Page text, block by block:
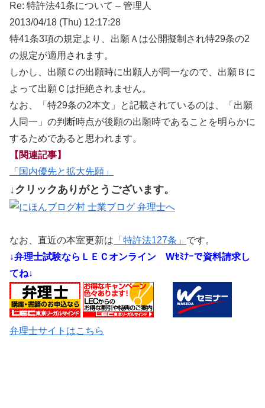
Re: 特許法41条について – 管理人
2013/04/18 (Thu) 12:17:28
特41条3項の規定より、出願Ａは公開擬制され特29条の2
の規定が適用されます。
しかし、出願Ｃの出願時に出願人が同一なので、出願Ｂに
よって出願Ｃは拒絶されません。
なお、「特29条の2本文」と記載されているのは、「出願
人同一」の判断時点が後願の出願時であることを明らかに
するためであると思われます。
【関連記事】
「国内優先と拡大先願」
↓クリックありがとうございます。
なお、直近の本室更新は 「特許法127条」 です。
↓弁理士試験ならＬＥＣオンライン
Wｾﾐﾅｰで資料請求し
てね↓
弁理士サイトはこちら